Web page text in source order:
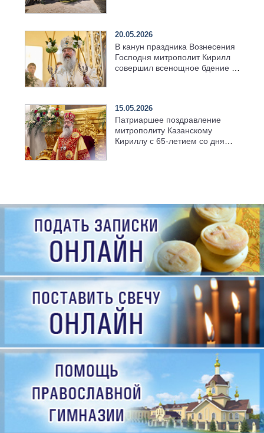
20.05.2026
В канун праздника Вознесения
Господня митрополит Кирилл
совершил всенощное бдение в
15.05.2026
Патриаршее поздравление
митрополиту Казанскому
Кириллу с 65-летием со дня